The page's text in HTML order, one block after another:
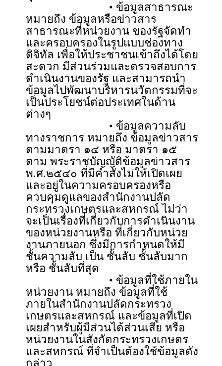
• ข้อมูลสาธารณะ
หมายถึง ข้อมูลหรือข่าวสาร
สาธารณะที่หน่วยงาน ของรัฐจัดทำ
และครอบครองในรูปแบบช่องทาง
ดิจิทัล เพื่อให้ประชาชนเข้าถึงได้โดย
สะดวก มีส่วนร่วมและตรวจสอบการ
ดำเนินงานของรัฐ และสามารถนำ
ข้อมูลไปพัฒนาบริหารนวัตกรรมที่จะ
เป็นประโยชน์ต่อประเทศในด้าน
ต่างๆ
• ข้อมูลความลับ
ทางราชการ หมายถึง ข้อมูลข่าวสาร
ตามมาตรา ๑๔ หรือ มาตรา ๑๕
ตาม พระราชบัญญัติข้อมูลข่าวสาร
พ.ศ.๒๕๔๐ ที่มีคำสั่งไม่ให้เปิดเผย
และอยู่ในความครอบครองหรือ
ควบคุมดูแลของสำนักงานปลัด
กระทรวงเกษตรและสหกรณ์ ไม่ว่า
จะเป็นเรื่องที่เกี่ยวกับการดำเนินงาน
ของหน่วยงานหรือ ที่เกี่ยวกับหน่วย
งานภายนอก ซึ่งมีการกำหนดให้มี
ชั้นความลับ เป็น ชั้นลับ ชั้นลับมาก
หรือ ชั้นลับที่สุด
• ข้อมูลที่ใช้ภายใน
หน่วยงาน หมายถึง ข้อมูลที่ใช้
ภายในสำนักงานปลัดกระทรวง
เกษตรและสหกรณ์ และข้อมูลที่เปิด
เผยสำหรับผู้มีส่วนได้ส่วนเสีย หรือ
หน่วยงานในสังกัดกระทรวงเกษตร
และสหกรณ์ ที่จำเป็นต้องใช้ข้อมูลดัง
กล่าว